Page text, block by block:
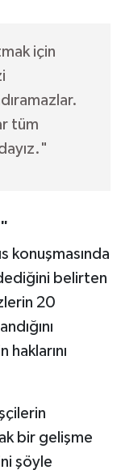
için
tüm
konuşmasında
belirten
20
bir gelişme
şöyle